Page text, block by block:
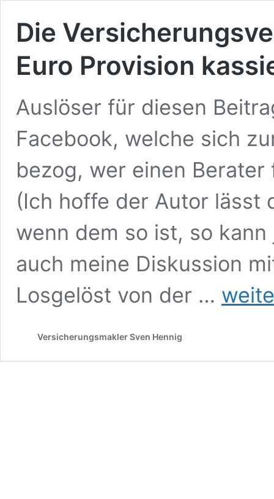
Die
Euro Provision
Auslöser für diesen
Facebook, welche sich
bezog, wer einen
(Ich hoffe der Autor lässt
wenn dem so ist, so
auch meine Diskussion
Losgelöst von der …
kassieren…
Versicherungsmakler Sven Hennig